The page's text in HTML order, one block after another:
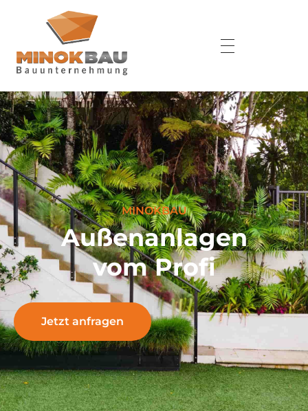
MINOKBAU
Außenanlagen
vom Profi
Jetzt anfragen